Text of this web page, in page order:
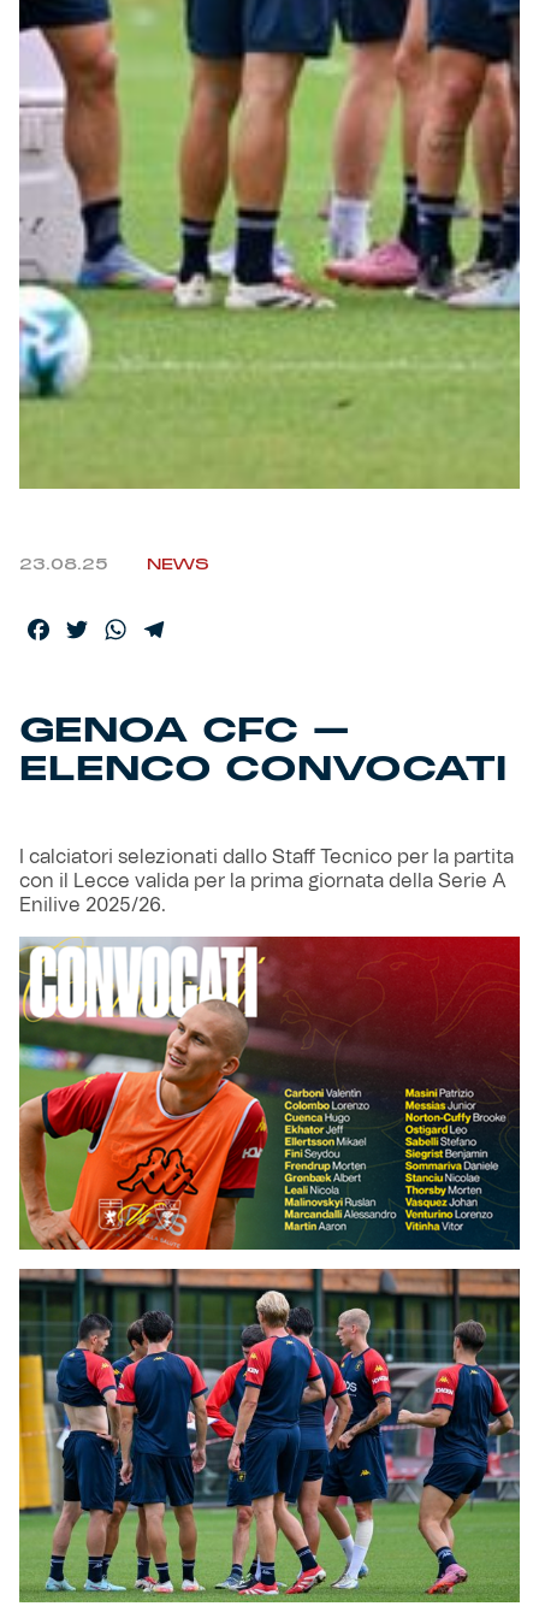
Robe di Kappa x Genoa
Vintage Collection
Red&Blue Voices
Kids
Accessori
Party
Gift Card Online Store
Fortissimo batte il mio cuor
23.08.25 NEWS
Facebook
TwitterWhatsApp
GENOA CFC –
ELENCO CONVOCATI
I calciatori selezionati dallo Staff Tecnico per la partita
con il Lecce valida per la prima giornata della Serie A
Enilive 2025/26.